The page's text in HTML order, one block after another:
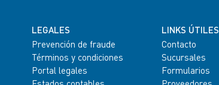
LEGALES
Prevención de fraude
Términos y condiciones
Portal legales
LINKS ÚTILES
Contacto
Sucursales
Formularios